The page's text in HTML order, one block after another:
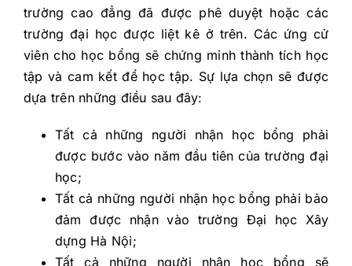
trường cao đẳng đã được phê duyệt hoặc các
trường đại học được liệt kê ở trên. Các ứng cử
viên cho học bổng sẽ chứng minh thành tích học
tập và cam kết để học tập. Sự lựa chọn sẽ được
dựa trên những điều sau đây:
Tất cả những người nhận học bổng phải
được bước vào năm đầu tiên của trường đại
học;
Tất cả những người nhận học bổng phải bảo
đảm được nhận vào trường Đại học Xây
dựng Hà Nội;
Tất cả những người nhận học bổng sẽ